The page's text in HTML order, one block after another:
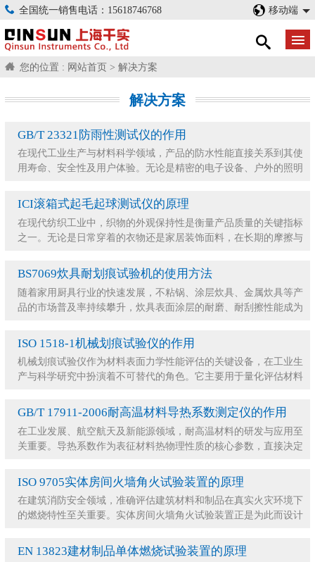
全国统一销售电话：15618746768 移动端
您的位置 : 网站首页 > 解决方案
解决方案
GB/T 23321防雨性测试仪的作用
在现代工业生产与材料科学领域，产品的防水性能直接关系到其使
用寿命、安全性及用户体验。无论是精密的电子设备、户外的照明
ICI滚箱式起毛起球测试仪的原理
在现代纺织工业中，织物的外观保持性是衡量产品质量的关键指标
之一。无论是日常穿着的衣物还是家居装饰面料，在长期的摩擦与
BS7069炊具耐划痕试验机的使用方法
随着家用厨具行业的快速发展，不粘锅、涂层炊具、金属炊具等产
品的市场普及率持续攀升，炊具表面涂层的耐磨、耐刮擦性能成为
ISO 1518-1机械划痕试验仪的作用
机械划痕试验仪作为材料表面力学性能评估的关键设备，在工业生
产与科学研究中扮演着不可替代的角色。它主要用于量化评估材料
GB/T 17911-2006耐高温材料导热系数测定仪的作用
在工业发展、航空航天及新能源领域，耐高温材料的研发与应用至
关重要。导热系数作为表征材料热物理性质的核心参数，直接决定
ISO 9705实体房间火墙角火试验装置的原理
在建筑消防安全领域，准确评估建筑材料和制品在真实火灾环境下
的燃烧特性至关重要。实体房间火墙角火试验装置正是为此而设计
EN 13823建材制品单体燃烧试验装置的原理